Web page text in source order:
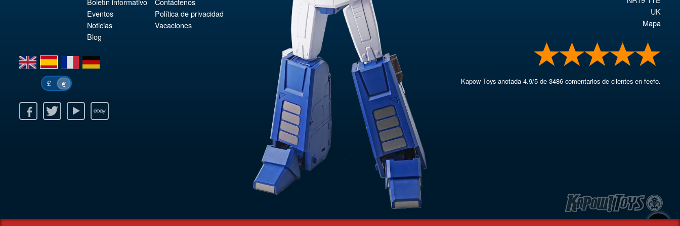
Eventos
Noticias
Blog
Política de privacidad
Vacaciones
en es fr de
£ €
Youtube Ebay
UK
Mapa
Kapow Toys anotada4.9/5 de3486 comentarios de clientes en feefo.